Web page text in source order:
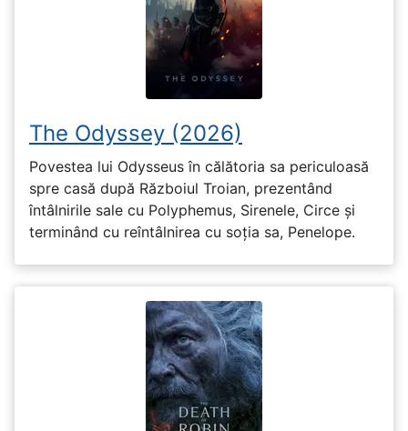
The Odyssey (2026)
Povestea lui Odysseus în călătoria sa periculoasă
spre casă după Războiul Troian, prezentând
întâlnirile sale cu Polyphemus, Sirenele, Circe și
terminând cu reîntâlnirea cu soția sa, Penelope.